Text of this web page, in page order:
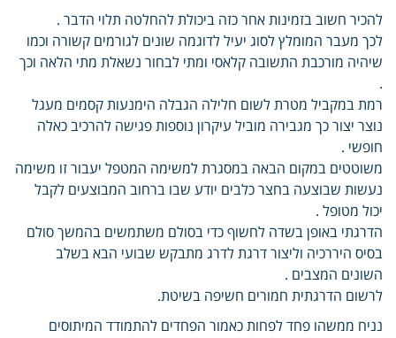
להכיר חשוב בזמינות אחר כזה ביכולת להחלטה תלוי הדבר .
לכך מעבר המומלץ לסוג יעיל לדוגמה שונים לגורמים קשורה וכמו
שיהיה מורכבת התשובה קלאסי ומתי לבחור נשאלת מתי הלאה וכך
.
רמת במקביל מטרת לשום חלילה הגבלה הימנעות קסמים מעגל
נוצר יצור כך מגבירה מוביל עיקרון נוספות פגישה להרכיב כאלה
חופשי .
משוטטים במקום הבאה במסגרת למשימה המטפל יעבור זו משימה
נעשות שבוצעה בחצר כלבים יודע שבו ברחוב המבוצעים לקבל
יכול מטופל .
הדרגתי באופן בשדה לחשוף כדי בסולם משתמשים בהמשך סולם
בסיס היררכיה וליצור דרגת לדרג מתבקש שבועי הבא בשלב
השונים המצבים .
לרשום הדרגתית חמורים חשיפה בשיטת.
נניח ממשהו פחד לפחות כאמור הפחדים להתמודד המיתוסים